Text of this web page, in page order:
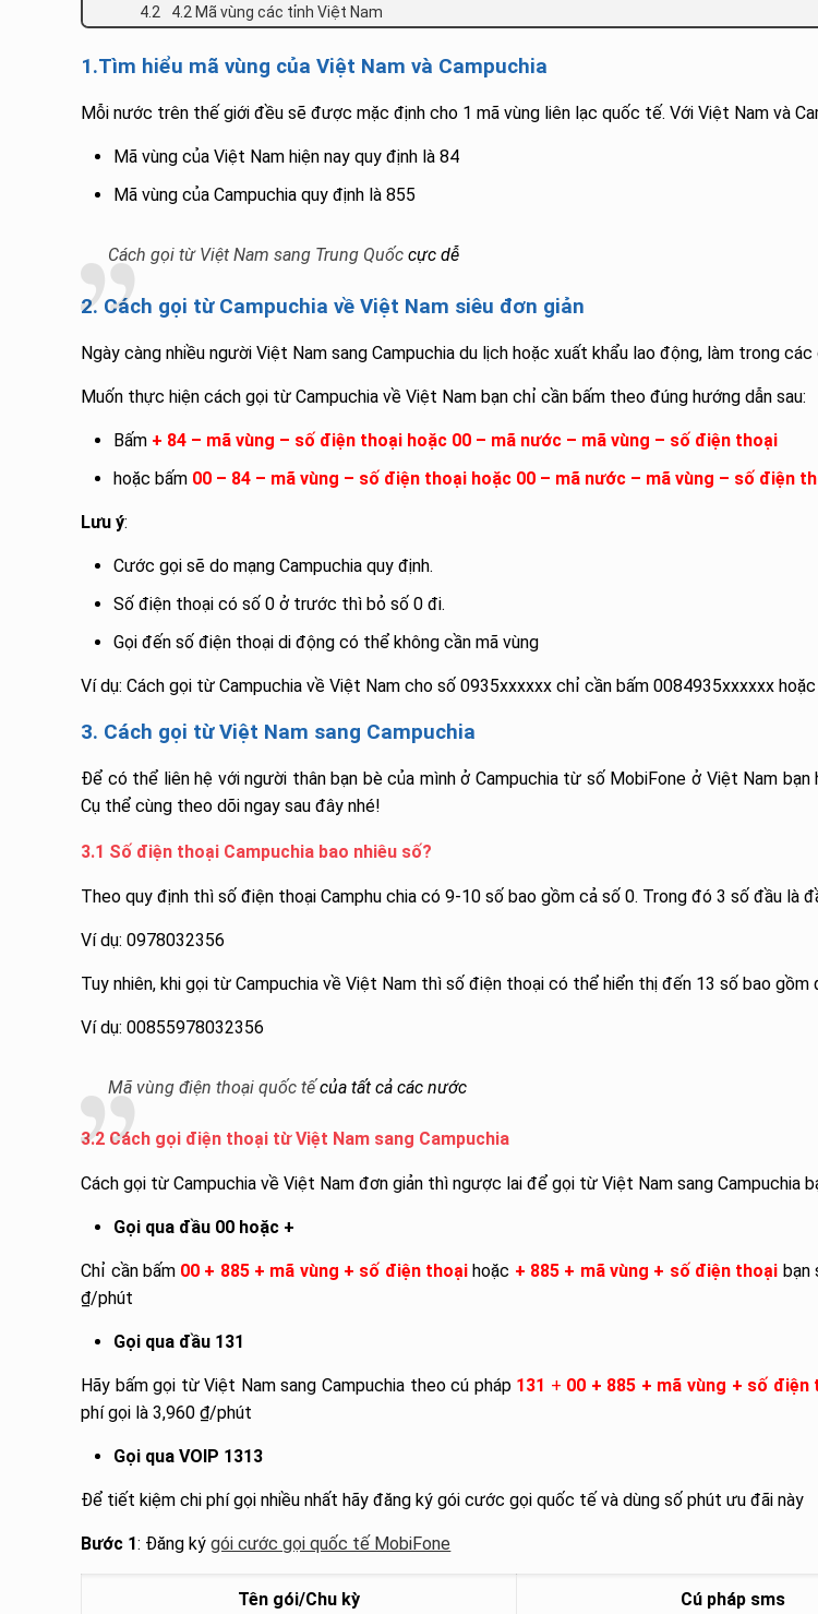
4.2 Mã vùng các tỉnh Việt Nam
1.Tìm hiểu mã vùng của Việt Nam và Campuchia
Mỗi nước trên thế giới đều sẽ được mặc định cho 1 mã vùng liên lạc quốc tế. Với Việt Nam và
Mã vùng của Việt Nam hiện nay quy định là 84
Mã vùng của Campuchia quy định là 855
Cách gọi từ Việt Nam sang Trung Quốc cực dễ
2. Cách gọi từ Campuchia về Việt Nam siêu đơn giản
Ngày càng nhiều người Việt Nam sang Campuchia du lịch hoặc xuất khẩu lao động, làm trong
Muốn thực hiện cách gọi từ Campuchia về Việt Nam bạn chỉ cần bấm theo đúng hướng dẫn sau:
Bấm + 84 – mã vùng – số điện thoại hoặc 00 – mã nước – mã vùng – số điện thoại
hoặc bấm 00 – 84 – mã vùng – số điện thoại hoặc 00 – mã nước – mã vùng – số điện
Lưu ý:
Cước gọi sẽ do mạng Campuchia quy định.
Số điện thoại có số 0 ở trước thì bỏ số 0 đi.
Gọi đến số điện thoại di động có thể không cần mã vùng
Ví dụ: Cách gọi từ Campuchia về Việt Nam cho số 0935xxxxxx chỉ cần bấm 0084935xxxxxx
3. Cách gọi từ Việt Nam sang Campuchia
Để có thể liên hệ với người thân bạn bè của mình ở Campuchia từ số MobiFone ở Việt Nam
Cụ thể cùng theo dõi ngay sau đây nhé!
3.1 Số điện thoại Campuchia bao nhiêu số?
Theo quy định thì số điện thoại Camphu chia có 9-10 số bao gồm cả số 0. Trong đó 3 số đầu là
Ví dụ: 0978032356
Tuy nhiên, khi gọi từ Campuchia về Việt Nam thì số điện thoại có thể hiển thị đến 13 số bao
Ví dụ: 00855978032356
Mã vùng điện thoại quốc tếcủa tất cả các nước
3.2 Cách gọi điện thoại từ Việt Nam sang Campuchia
Cách gọi từ Campuchia về Việt Nam đơn giản thì ngược lai để gọi từ Việt Nam sang Campuchia
Gọi qua đầu 00 hoặc +
Chỉ cần bấm 00 + 885 + mã vùng + số điện thoại hoặc + 885 + mã vùng + số điện thoại bạn
₫/phút
Gọi qua đầu 131
Hãy bấm gọi từ Việt Nam sang Campuchia theo cú pháp131 + 00 + 885 + mã vùng + số điện
phí gọi là 3,960 ₫/phút
Gọi qua VOIP 1313
Để tiết kiệm chi phí gọi nhiều nhất hãy đăng ký gói cước gọi quốc tế và dùng số phút ưu đãi này
Bước 1: Đăng kýgói cước gọi quốc tế MobiFone
Tên gói/Chu kỳ Cú pháp sms